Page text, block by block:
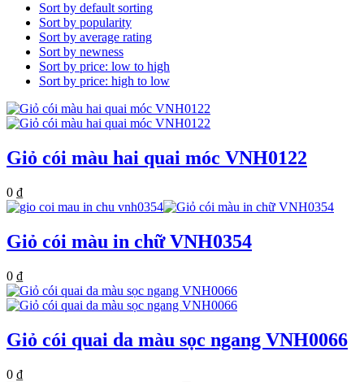
Sort by default sorting
Sort by popularity
Sort by average rating
Sort by newness
Sort by price: low to high
Sort by price: high to low
Giỏ cói màu hai quai móc VNH0122
0 ₫
Giỏ cói màu in chữ VNH0354
0 ₫
Giỏ cói quai da màu sọc ngang VNH0066
0 ₫